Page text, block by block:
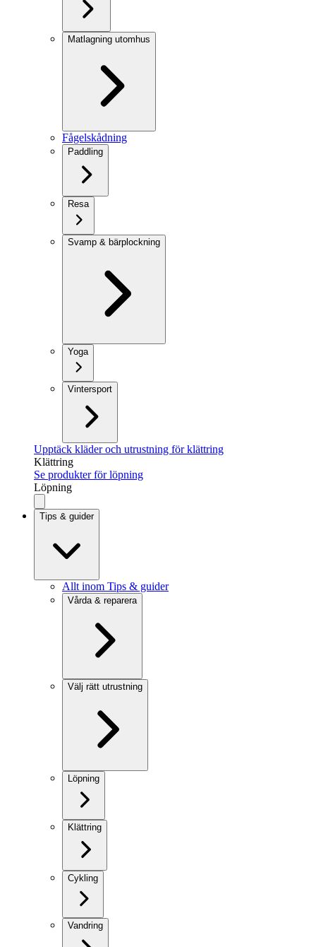
Matlagning utomhus
Fågelskådning
Paddling
Resa
Svamp & bärplockning
Yoga
Vintersport
Upptäck kläder och utrustning för klättring
Klättring
Se produkter för löpning
Löpning
Tips & guider
Allt inom Tips & guider
Vårda & reparera
Välj rätt utrustning
Löpning
Klättring
Cykling
Vandring